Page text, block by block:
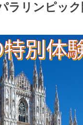
ラリンピッ